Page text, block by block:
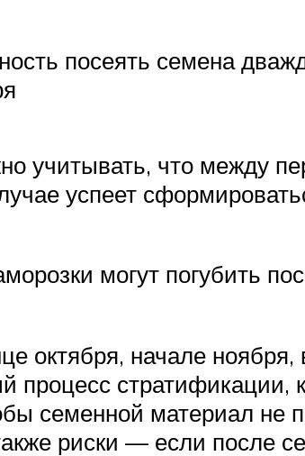
посеять семена
учитывать, что между
успеет
могут погубить
октября, начале
процесс
семенной материал не
риски — если после